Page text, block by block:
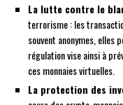
La lutte contre le
terrorisme : les
souvent anonymes, elles
régulation vise ainsi à
ces monnaies virtuelles.
La protection des